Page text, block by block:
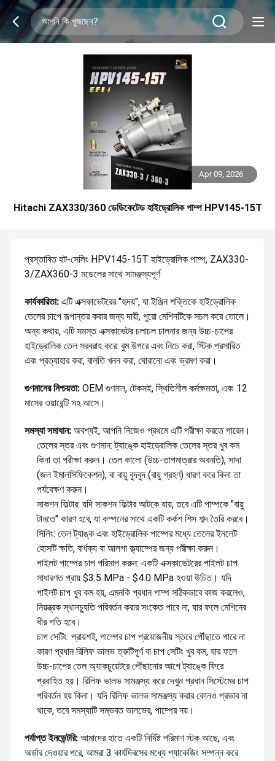
Apr 09, 2026
Hitachi ZAX330/360 ডেডিকেটেড হাইড্রোলিক পাম্প HPV145-15T
প্রস্তাবিত হট-সেলিং HPV145-15T হাইড্রোলিক পাম্প, ZAX330-
3/ZAX360-3 মডেলের সাথে সামঞ্জস্যপূর্ণ
কার্যকারিতা:এটি এক্সকাভেটরের "হৃদয়", যা ইঞ্জিন শক্তিকে হাইড্রোলিক
তেলের চাপে রূপান্তর করার জন্য দায়ী, পুরো মেশিনটিকে সচল করে তোলে।
অন্য কথায়, এটি সমস্ত এক্সকাভেটর চলাচল চালনার জন্য উচ্চ-চাপের
হাইড্রোলিক তেল সরবরাহ করে: বুম উপরে এবং নিচে করা, স্টিক প্রসারিত
এবং প্রত্যাহার করা, বালতি খনন করা, ঘোরানো এবং ভ্রমণ করা।
গুণমানের নিশ্চয়তা:OEM গুণমান, টেকসই, স্থিতিশীল কর্মক্ষমতা, এবং 12
মাসের ওয়ারেন্টি সহ আসে।
সমস্যা সমাধান:অবশ্যই, আপনি নিজেও প্রথমে এটি পরীক্ষা করতে পারেন।
তেলের স্তর এবং গুণমান: ট্যাঙ্কে হাইড্রোলিক তেলের স্তর খুব কম
কিনা তা পরীক্ষা করুন। তেল কালো (উচ্চ-তাপমাত্রার অবনতি), সাদা
(জল ইমালসিফিকেশন), বা বায়ু বুদবুদ (বায়ু গ্রহণ) ধারণ করে কিনা তা
পর্যবেক্ষণ করুন।
সাকশন ফিল্টার: যদি সাকশন ফিল্টার আটকে যায়, তবে এটি পাম্পকে "বায়ু
টানতে" কারণ হবে, যা কম্পনের সাথে একটি কর্কশ শিস শব্দ তৈরি করবে।
সিলিং: তেল ট্যাঙ্ক এবং হাইড্রোলিক পাম্পের মধ্যে তেলের ইনলেট
হোসটি ক্ষতি, বার্ধক্য বা আলগা ক্ল্যাম্পের জন্য পরীক্ষা করুন।
পাইলট পাম্পের চাপ পরিমাপ করুন: একটি এক্সকাভেটরের পাইলট চাপ
সাধারণত প্রায় $3.5 MPa - $4.0 MPa হওয়া উচিত। যদি
পাইলট চাপ খুব কম হয়, এমনকি প্রধান পাম্প সঠিকভাবে কাজ করলেও,
নিয়ন্ত্রক স্থানচ্যুতি পরিবর্তন করার সংকেত পাবে না, যার ফলে মেশিনের
ধীর গতি হবে।
চাপ সেটিং: প্রায়শই, পাম্পের চাপ প্রয়োজনীয় স্তরে পৌঁছাতে পারে না
কারণ প্রধান রিলিফ ভালভ ত্রুটিপূর্ণ বা চাপ সেটিং খুব কম, যার ফলে
উচ্চ-চাপের তেল অ্যাকচুয়েটরে পৌঁছানোর আগে ট্যাঙ্কে ফিরে
প্রবাহিত হয়। রিলিফ ভালভ সামঞ্জস্য করে দেখুন প্রধান সিস্টেমের চাপ
পরিবর্তন হয় কিনা। যদি রিলিফ ভালভ সামঞ্জস্য করার কোনও প্রভাব না
থাকে, তবে সমস্যাটি সম্ভবত ভালভের, পাম্পের নয়।
পর্যাপ্ত ইনভেন্টরি:আমাদের হাতে একটি নির্দিষ্ট পরিমাণ স্টক আছে, এবং
অর্ডার দেওয়ার পরে, আমরা 3 কার্যদিবসের মধ্যে প্যাকেজিং সম্পন্ন করে